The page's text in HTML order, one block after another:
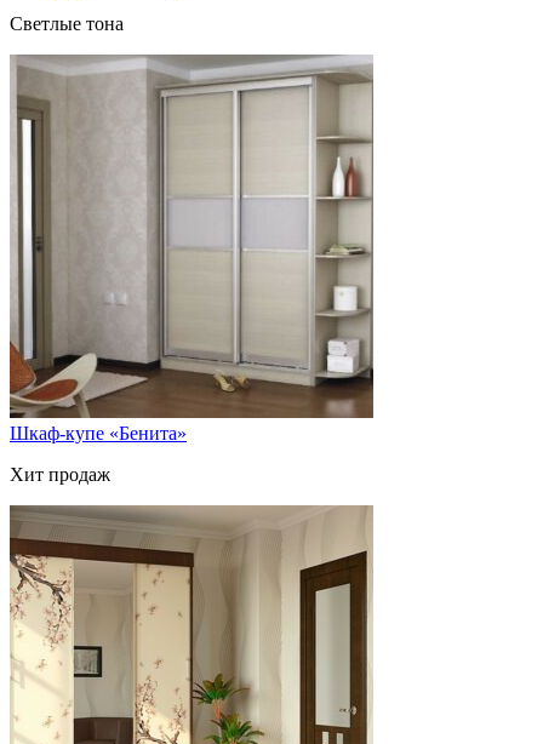
Светлые тона
Шкаф-купе «Бенита»
Хит продаж